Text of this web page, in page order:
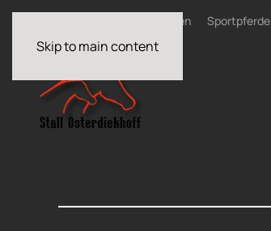
Skip to main content
Zuchtstuten Sportpferde